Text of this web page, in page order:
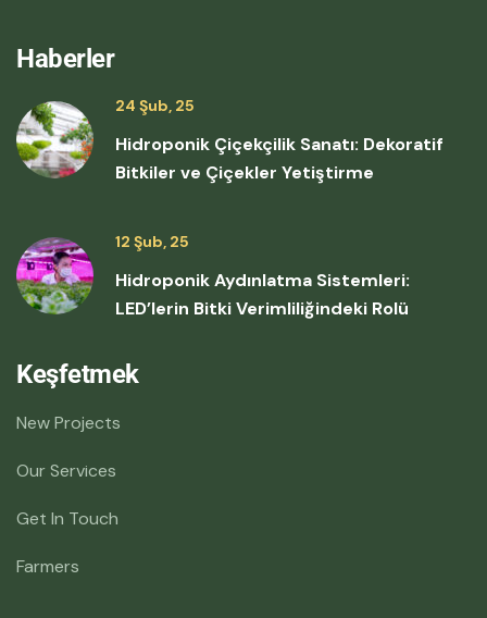
Haberler
24 Şub, 25
Hidroponik Çiçekçilik Sanatı: Dekoratif
Bitkiler ve Çiçekler Yetiştirme
12 Şub, 25
Hidroponik Aydınlatma Sistemleri:
LED’lerin Bitki Verimliliğindeki Rolü
Keşfetmek
New Projects
Our Services
Get In Touch
Farmers